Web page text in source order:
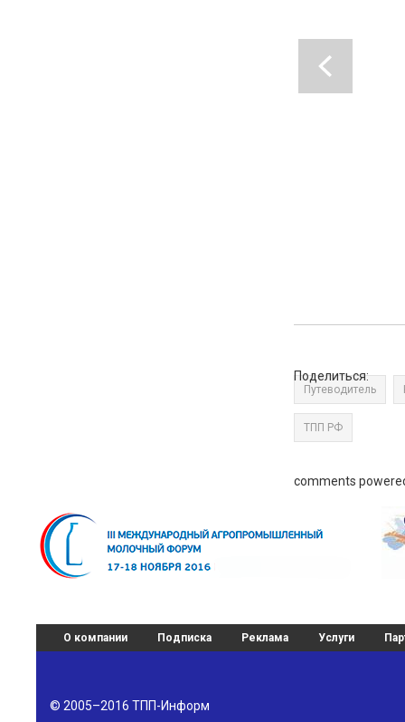
Поделиться:
Путеводитель
ТПП РФ
comments
О компании Подписка Реклама Услуги
© 2005–2016 ТПП-Информ